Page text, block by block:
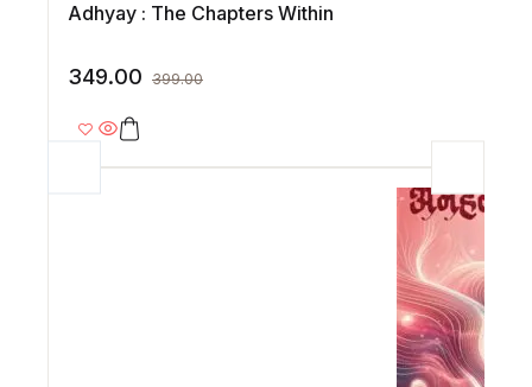
Adhyay : The Chapters Within
349.00 399.00